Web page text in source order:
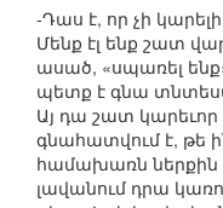
-Դաս է, որ չի
Մենք էլ ենք շատ
ասած, «սպառել
պետք է գնա
Այ դա շատ կարեւոր
գնահատվում է, թե
համախառն ներքին
լավանում դրա